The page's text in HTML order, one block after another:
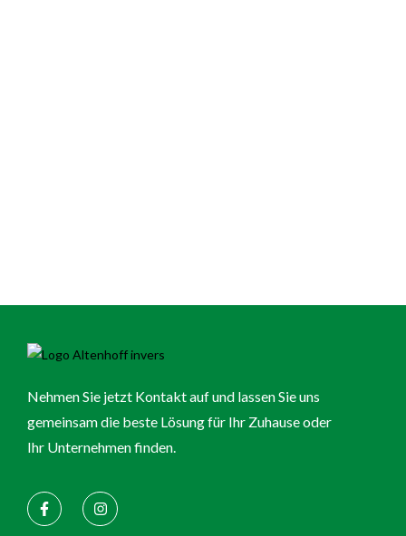
Nehmen Sie jetzt Kontakt auf und lassen Sie uns
gemeinsam die beste Lösung für Ihr Zuhause oder
Ihr Unternehmen finden.